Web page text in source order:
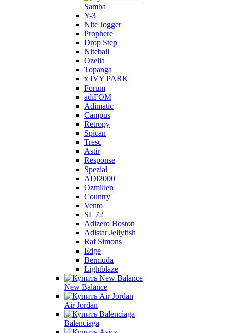
Samba
Y-3
Nite Jogger
Prophere
Drop Step
Niteball
Ozelia
Topanga
x IVY PARK
Forum
adiFOM
Adimatic
Campus
Retropy
Spican
Tresc
Astir
Response
Spezial
ADI2000
Ozmillen
Country
Vento
SL 72
Adizero Boston
Adistar Jellyfish
Raf Simons
Edge
Bermuda
Lightblaze
New Balance
Air Jordan
Balenciaga